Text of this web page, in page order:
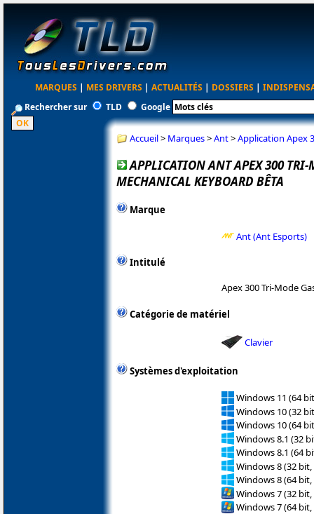
MARQUES | MES DRIVERS | ACTUALITÉS | DOSSIERS |
Rechercher sur
TLD Google
Accueil> Marques>Ant>Application Apex
APPLICATION ANT APEX 300 TRI-
MECHANICAL KEYBOARD BÊTA
Marque
Ant (Ant Esports)
Intitulé
Apex 300 Tri-Mode
Catégorie de matériel
Clavier
Systèmes d'exploitation
Windows 11 (64
Windows 10 (32
Windows 10 (64
Windows 8.1 (32
Windows 8.1 (64
Windows 8 (32 bit,
Windows 8 (64 bit,
Windows 7 (32 bit,
Windows 7 (64 bit,